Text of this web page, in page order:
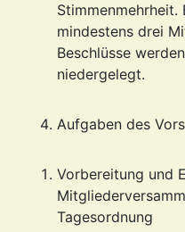
Stimmenmehrheit.
mindestens drei
Beschlüsse
niedergelegt.
Aufgaben des
Vorbereitung und
Tagesordnung